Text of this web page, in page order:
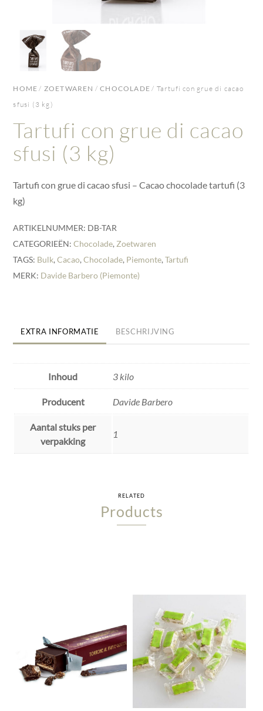
HOME / ZOETWAREN /CHOCOLADE / Tartufi con grue di cacao
sfusi (3 kg)
Tartufi con grue di cacao
sfusi (3 kg)
Tartufi con grue di cacao sfusi – Cacao chocolade tartufi (3
kg)
ARTIKELNUMMER: DB-TAR
CATEGORIEËN:Chocolade, Zoetwaren
TAGS: Bulk,Cacao,Chocolade, Piemonte,Tartufi
MERK: Davide Barbero (Piemonte)
EXTRA INFORMATIE BESCHRIJVING
Inhoud 3 kilo
Producent Davide Barbero
Aantal stuks per
verpakking
1
RELATED
Products